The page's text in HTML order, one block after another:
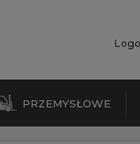
PRZEMYSŁOWE